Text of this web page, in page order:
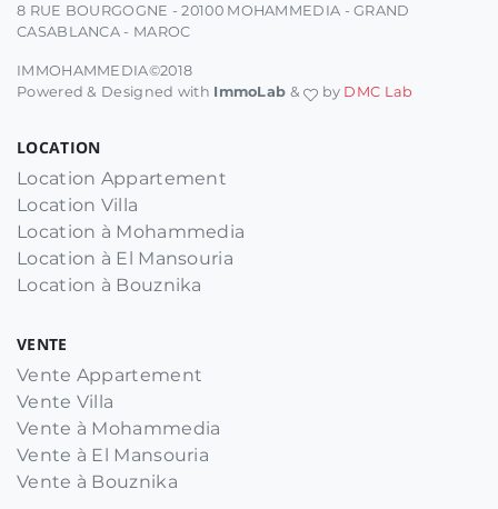
8 RUE BOURGOGNE - 20100 MOHAMMEDIA - GRAND
CASABLANCA - MAROC
IMMOHAMMEDIA©2018
Powered & Designed with ImmoLab & by DMC Lab
LOCATION
Location Appartement
Location Villa
Location à Mohammedia
Location à El Mansouria
Location à Bouznika
VENTE
Vente Appartement
Vente Villa
Vente à Mohammedia
Vente à El Mansouria
Vente à Bouznika